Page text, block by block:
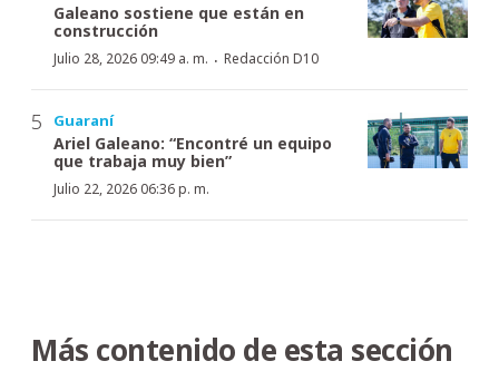
Galeano sostiene que están en
construcción
Julio 28, 2026 09:49 a. m. · Redacción D10
Guaraní
Ariel Galeano: “Encontré un equipo
que trabaja muy bien”
Julio 22, 2026 06:36 p. m.
Más contenido de esta sección